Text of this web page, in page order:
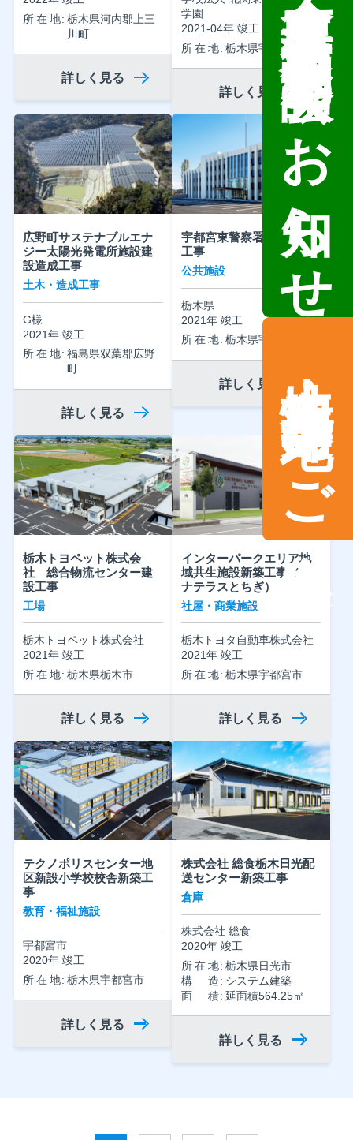
倉庫・工場建設 個別相談会のお知らせ
土地情報・事業用地のご案内
所在地 栃木県河内郡上三
川町
詳しく見る
学園
2021-04年 竣工
所在地 栃木県宇都宮市
詳しく見る
広野町サステナブルエナ
ジー太陽光発電所施設建
設造成工事
土木・造成工事
G様
2021年 竣工
所在地 福島県双葉郡広野
町
詳しく見る
宇都宮東警察署庁舎新築
工事
公共施設
栃木県
2021年 竣工
所在地 栃木県宇都宮市
詳しく見る
栃木トヨペット株式会
社 総合物流センター建
設工事
工場
栃木トヨペット株式会社
2021年 竣工
所在地 栃木県栃木市
詳しく見る
インターパークエリア地
域共生施設新築工事（ミ
ナテラスとちぎ）
社屋・商業施設
栃木トヨタ自動車株式会社
2021年 竣工
所在地 栃木県宇都宮市
詳しく見る
テクノポリスセンター地
区新設小学校校舎新築工
事
教育・福祉施設
宇都宮市
2020年 竣工
所在地 栃木県宇都宮市
詳しく見る
株式会社 総食栃木日光配
送センター新築工事
倉庫
株式会社 総食
2020年 竣工
所在地 栃木県日光市
構造
システム建築
面積 延面積564.25㎡
詳しく見る